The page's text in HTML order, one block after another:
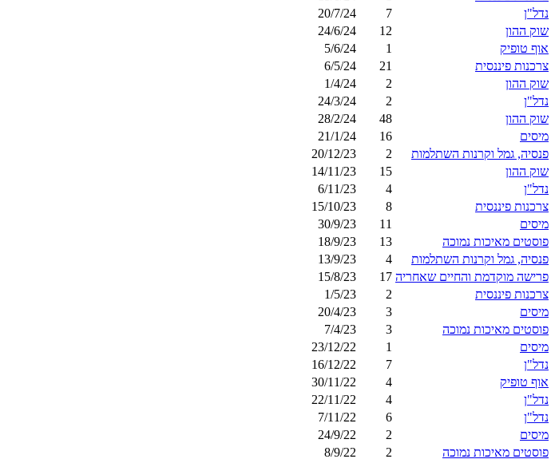
נדל"ן 7
20/7/24
שוק ההון 12
24/6/24
אוף טופיק 1
5/6/24
צרכנות פיננסית 21
6/5/24
שוק ההון 2
1/4/24
נדל"ן 2
24/3/24
שוק ההון 48
28/2/24
מיסים 16
21/1/24
פנסיה, גמל וקרנות השתלמות 2
20/12/23
שוק ההון 15
14/11/23
נדל"ן 4
6/11/23
צרכנות פיננסית 8
15/10/23
מיסים 11
30/9/23
פוסטים מאיכות נמוכה 13
18/9/23
פנסיה, גמל וקרנות השתלמות 4
13/9/23
פרישה מוקדמת והחיים שאחריה 17
15/8/23
צרכנות פיננסית 2
1/5/23
מיסים 3
20/4/23
פוסטים מאיכות נמוכה 3
7/4/23
מיסים 1
23/12/22
נדל"ן 7
16/12/22
אוף טופיק 4
30/11/22
נדל"ן 4
22/11/22
נדל"ן 6
7/11/22
מיסים 2
24/9/22
פוסטים מאיכות נמוכה 2
8/9/22